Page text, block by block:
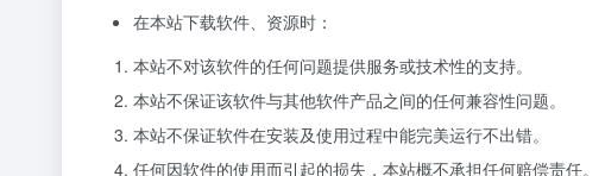
在本站下载软件、资源时：
本站不对该软件的任何问题提供服务或技术性的支持。
本站不保证该软件与其他软件产品之间的任何兼容性问题。
本站不保证软件在安装及使用过程中能完美运行不出错。
任何因软件的使用而引起的损失，本站概不承担任何赔偿责任。